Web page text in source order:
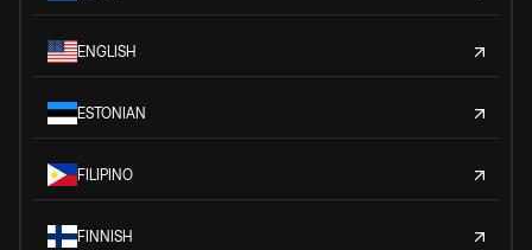
ENGLISH
ESTONIAN
FILIPINO
FINNISH